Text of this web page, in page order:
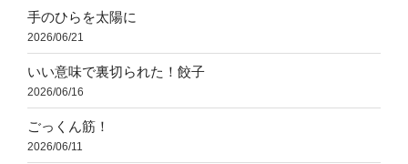
手のひらを太陽に
2026/06/21
いい意味で裏切られた！餃子
2026/06/16
ごっくん筋！
2026/06/11